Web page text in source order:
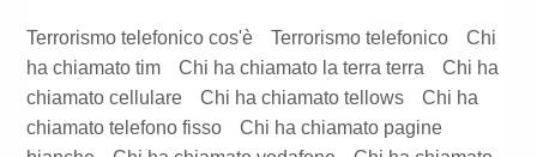
Terrorismo telefonico cos'è Terrorismo telefonico
Chi
ha chiamato tim
Chi ha chiamato la terra terra
Chi ha
chiamato cellulare
Chi ha chiamato tellows
Chi ha
chiamato telefono fisso
Chi ha chiamato pagine